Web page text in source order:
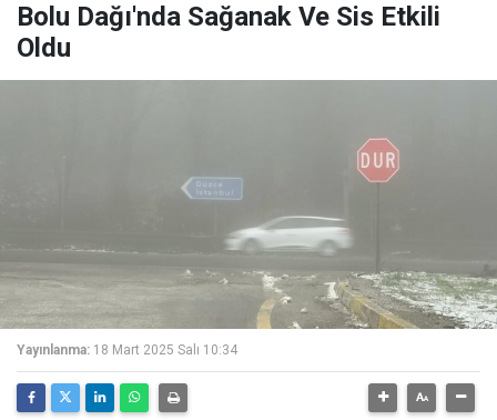
Bolu Dağı'nda Sağanak Ve Sis Etkili
Oldu
Yayınlanma: 18 Mart 2025 Salı 10:34